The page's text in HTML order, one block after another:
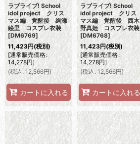
ラブライブ! School
idol project クリス
マス編 覚醒後 絢瀬
絵里 コスプレ衣装
[DM6769]
11,423円(税別)
[通常販売価格:
14,278円]
(税込 : 12,566円)
カートに入れる
ラブライブ! School
idol project クリス
マス編 覚醒後 西木
野真姫 コスプレ衣装
[DM6768]
11,423円(税別)
[通常販売価格:
14,278円]
(税込 : 12,566円)
カートに入れる